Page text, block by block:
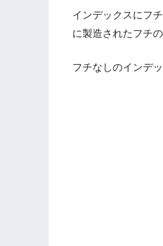
インデックスにフ
に製造されたフチ
フチなしのインデ